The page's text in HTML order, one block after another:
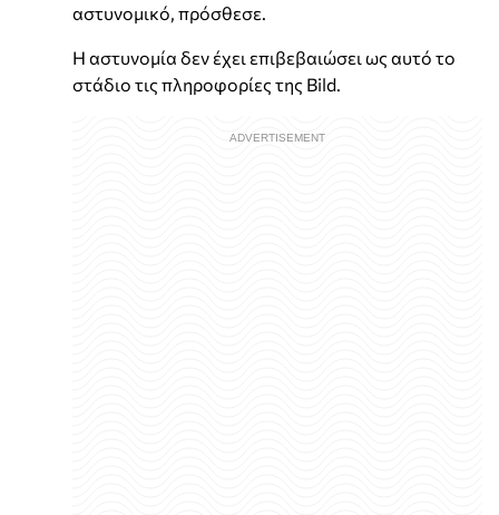
αστυνομικό, πρόσθεσε.
Η αστυνομία δεν έχει επιβεβαιώσει ως αυτό το
στάδιο τις πληροφορίες της Bild.